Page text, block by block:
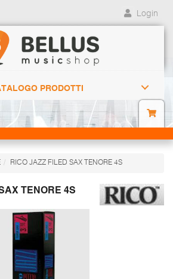
Login
PRODOTTI
RICO JAZZ FILED SAX TENORE 4S
TENORE 4S